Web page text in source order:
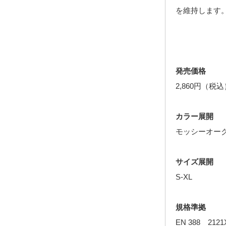
を維持します。
発売価格
2,860円（税込
カラー展開
モッシーオー
サイズ展開
S-XL
規格準拠
EN 388